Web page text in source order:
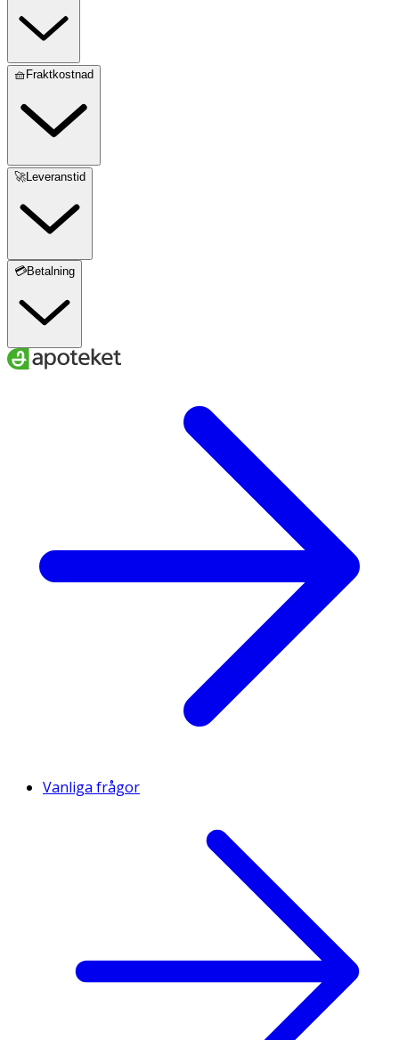
🧺Fraktkostnad
🚀Leveranstid
💳Betalning
Vanliga frågor